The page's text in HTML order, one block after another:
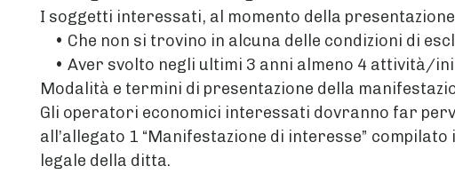
I soggetti interessati, al momento della
• Che non si trovino in alcuna delle condizioni di
• Aver svolto negli ultimi 3 anni almeno 4 attività/
Modalità e termini di presentazione della
Gli operatori economici interessati dovranno far
all’allegato 1 “Manifestazione di interesse”
legale della ditta.